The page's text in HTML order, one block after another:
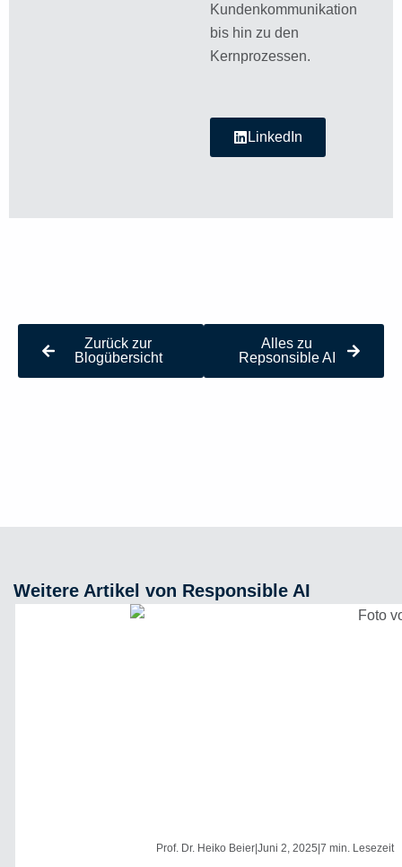
Kundenkommunikation
bis hin zu den
Kernprozessen.
LinkedIn
Zurück zur
Blogübersicht
Alles zu
Repsonsible AI
Weitere Artikel von Responsible AI
Prof. Dr. Heiko Beier|Juni 2, 2025|7 min. Lesezeit